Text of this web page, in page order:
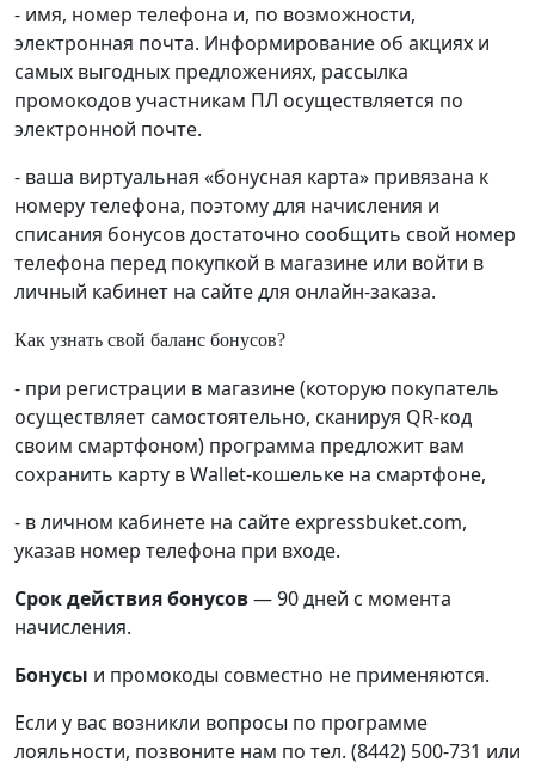
- имя, номер телефона и, по возможности,
электронная почта. Информирование об акциях и
самых выгодных предложениях, рассылка
промокодов участникам ПЛ осуществляется по
электронной почте.
- ваша виртуальная «бонусная карта» привязана к
номеру телефона, поэтому для начисления и
списания бонусов достаточно сообщить свой номер
телефона перед покупкой в магазине или войти в
личный кабинет на сайте для онлайн-заказа.
Как узнать свой баланс бонусов?
- при регистрации в магазине (которую покупатель
осуществляет самостоятельно, сканируя QR-код
своим смартфоном) программа предложит вам
сохранить карту вWallet-кошельке на смартфоне,
- в личном кабинете на сайте expressbuket.com,
указав номер телефона при входе.
Срок действия бонусов— 90 дней с момента
начисления.
Бонусы и промокоды совместно не применяются.
Если у вас возникли вопросы по программе
лояльности, позвоните нам по тел. (8442) 500-731 или